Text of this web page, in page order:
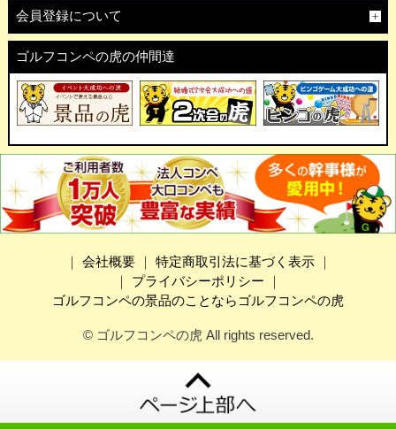
会員登録について
ゴルフコンペの虎の仲間達
｜ 会社概要｜ 特定商取引法に基づく表示｜
｜ プライバシーポリシー ｜
ゴルフコンペの景品のことならゴルフコンペの虎
© ゴルフコンペの虎 All rights reserved.